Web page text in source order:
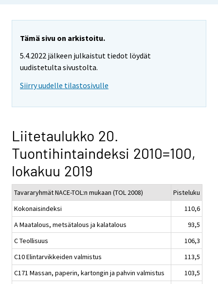
Tämä sivu on arkistoitu.
5.4.2022 jälkeen julkaistut tiedot löydät
uudistetulta sivustolta.
Siirry uudelle tilastosivulle
Liitetaulukko 20.
Tuontihintaindeksi 2010=100,
lokakuu 2019
Tavararyhmät NACE-TOL:n mukaan (TOL 2008)
Pisteluku
Kokonaisindeksi
110,6
A Maatalous, metsätalous ja kalatalous
93,5
C Teollisuus
106,3
C10 Elintarvikkeiden valmistus
113,5
C171 Massan, paperin, kartongin ja pahvin valmistus
103,5